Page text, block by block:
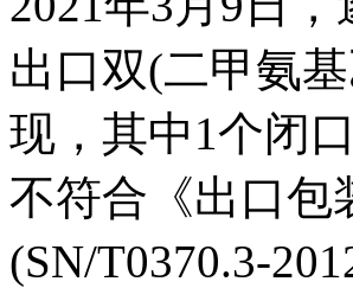
出口双(二甲氨
现，其中1个闭
不符合《出口包
(SN/T0370.3-